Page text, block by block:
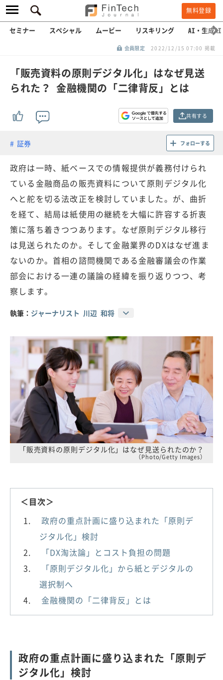
無料登録
セミナー スペシャル ムービー リスキリング AI・生成AI
会員限定 2022/12/15 07:00 掲載
「販売資料の原則デジタル化」はなぜ見送
られた？ 金融機関の「二律背反」とは
共有する
証券 フォローする
政府は一時、紙ベースでの情報提供が義務付けられ
ている金融商品の販売資料について原則デジタル化
へと舵を切る法改正を検討していました。が、曲折
を経て、結局は紙使用の継続を大幅に許容する折衷
策に落ち着きつつあります。なぜ原則デジタル移行
は見送られたのか。そして金融業界のDXはなぜ進ま
ないのか。首相の諮問機関である金融審議会の作業
部会における一連の議論の経緯を振り返りつつ、考
察します。
執筆： ジャーナリスト 川辺 和将
「販売資料の原則デジタル化」はなぜ見送られたのか？
（Photo/Getty Images）
＜目次＞
政府の重点計画に盛り込まれた「原則デ
ジタル化」検討
「DX淘汰論」とコスト負担の問題
「原則デジタル化」から紙とデジタルの
選択制へ
金融機関の「二律背反」とは
政府の重点計画に盛り込まれた「原則デ
ジタル化」検討